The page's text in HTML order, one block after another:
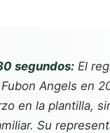
segundos: El
Angels en
en la plantilla,
Su